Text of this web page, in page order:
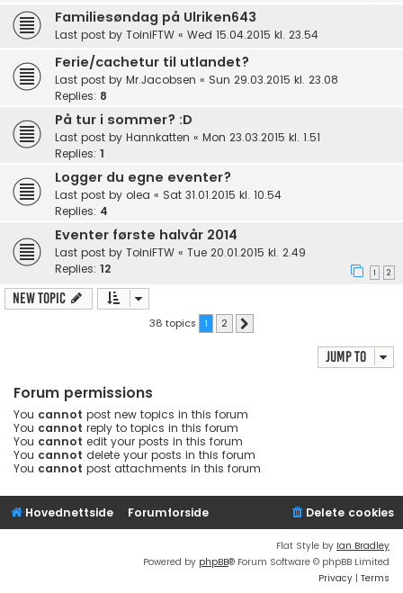
Familiesøndag på Ulriken643
Last post by ToiniFTW « Wed 15.04.2015 kl. 23.54
Ferie/cachetur til utlandet?
Last post by Mr.Jacobsen « Sun 29.03.2015 kl. 23.08
Replies: 8
På tur i sommer? :D
Last post by Hannkatten « Mon 23.03.2015 kl. 1.51
Replies: 1
Logger du egne eventer?
Last post by olea « Sat 31.01.2015 kl. 10.54
Replies: 4
Eventer første halvår 2014
Last post by ToiniFTW « Tue 20.01.2015 kl. 2.49
Replies: 12 1 2
New Topic
38 topics 1 2
Jump to
Forum permissions
You cannot post new topics in this forum
You cannot reply to topics in this forum
You cannot edit your posts in this forum
You cannot delete your posts in this forum
You cannot post attachments in this forum
Hovednettside Forumforside Delete cookies
Flat Style by Ian Bradley
Powered by phpBB® Forum Software © phpBB Limited
Privacy | Terms